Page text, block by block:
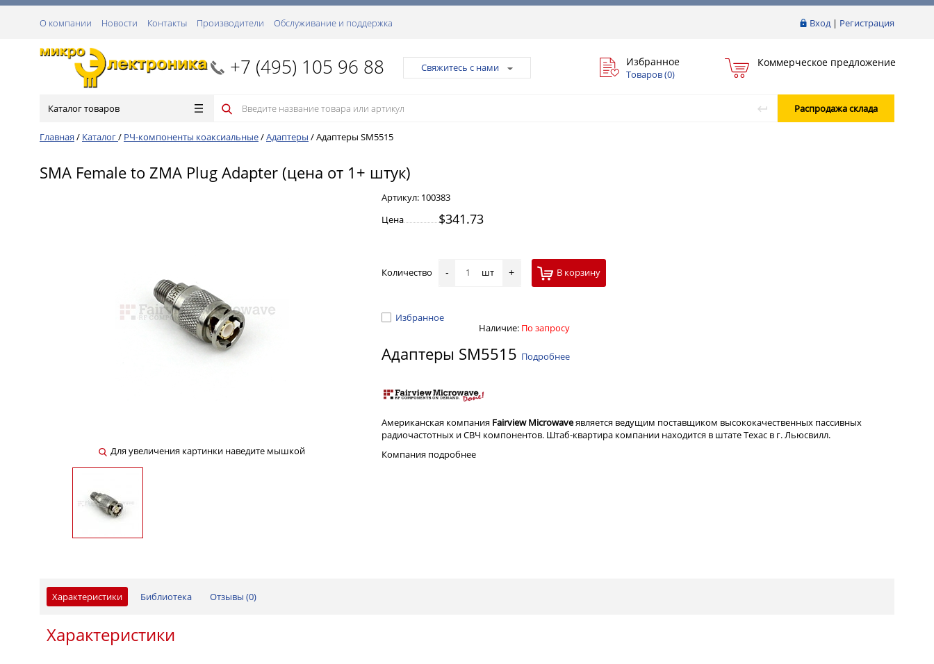
Вход| Регистрация
О компании Новости Контакты Производители Обслуживание и поддержка
+7 (495) 105 96 88 Свяжитесь с нами Избранное
Товаров (0)
Коммерческое предложение
Каталог товаров Распродажа склада
Главная / Каталог/ РЧ-компоненты коаксиальные/Адаптеры /Адаптеры SM5515
SMA Female to ZMA Plug Adapter (цена от 1+ штук)
Для увеличения картинки наведите мышкой
Артикул: 100383
Цена
$341.73
Количество - шт + В корзину
Избранное
Наличие: По запросу
Адаптеры SM5515 Подробнее
Американская компания Fairview Microwaveявляется ведущим поставщиком высококачественных пассивных
радиочастотных и СВЧ компонентов. Штаб-квартира компании находится в штате Техас в г. Льюсвилл.
Компания подробнее
Характеристики Библиотека Отзывы (0)
Характеристики